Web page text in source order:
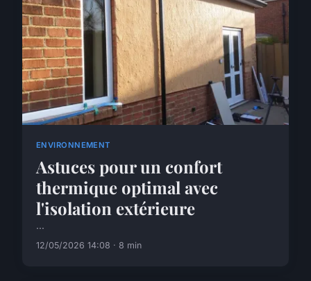
ENVIRONNEMENT
Astuces pour un confort
thermique optimal avec
l'isolation extérieure
...
12/05/2026 14:08 · 8 min